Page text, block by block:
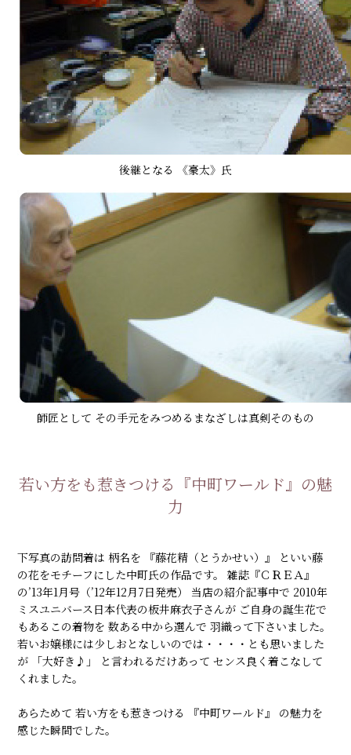
後継となる 《豪太》氏
師匠として その手元をみつめるまなざしは真剣そのもの
若い方をも惹きつける『中町ワールド』の魅
力
下写真の訪問着は 柄名を 『藤花精（とうかせい）』 といい藤
の花をモチーフにした中町氏の作品です。 雑誌『ＣＲＥＡ』
の’13年1月号（’12年12月7日発売） 当店の紹介記事中で 2010年
ミスユニバース日本代表の板井麻衣子さんが ご自身の誕生花で
もあるこの着物を 数ある中から選んで 羽織って下さいました。
若いお嬢様には少しおとなしいのでは・・・・とも思いました
が 「大好き♪」 と言われるだけあって センス良く着こなして
くれました。
あらためて 若い方をも惹きつける 『中町ワールド』 の魅力を
感じた瞬間でした。